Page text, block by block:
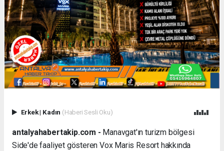
Erkek| Kadın (Haberi Sesli Oku)
antalyahabertakip.com - Manavgat'ın turizm bölgesi
Side'de faaliyet gösteren Vox Maris Resort hakkında